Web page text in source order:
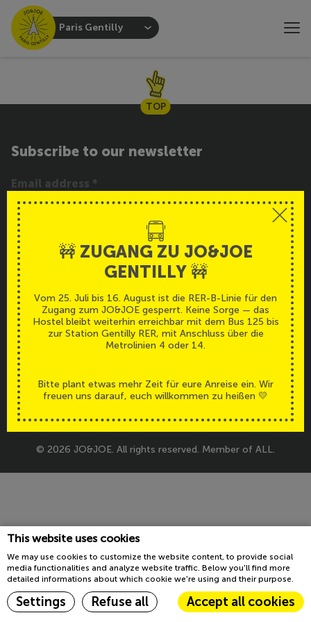
This website uses cookies
We may use cookies to customize the website content, to provide social
media functionalities and analyze website traffic. Below you'll find more
detailed informations about which cookie we're using and their purpose.
Settings Refuse all Accept all cookies
Paris Gentilly
TOP
Service
Legals
Barrierefreiheit
Subscribe to our newsletter
SUBSCRIBE
Deutsch
© 2026 JO&JOE. All rights reserved. Member of ALL.
🚧 ZUGANG ZU JO&JOE
GENTILLY 🚧
Vom 25. Juli bis 16. August ist die RER-B-Linie für den
Zugang zum JO&JOE gesperrt. Keine Sorge — das
Hostel bleibt weiterhin erreichbar mit dem Bus 125 bis
zur Station Gentilly RER, mit Anschluss über die
Metrolinien 4 oder 14.
Bitte plant etwas mehr Zeit für eure Anreise ein. Wir
freuen uns darauf, euch willkommen zu heißen 💛